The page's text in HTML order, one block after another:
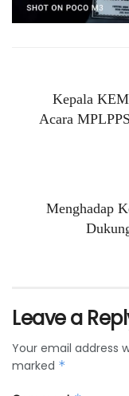
Kepala
Acara
Menghadap
Leave a
Your email address
marked *